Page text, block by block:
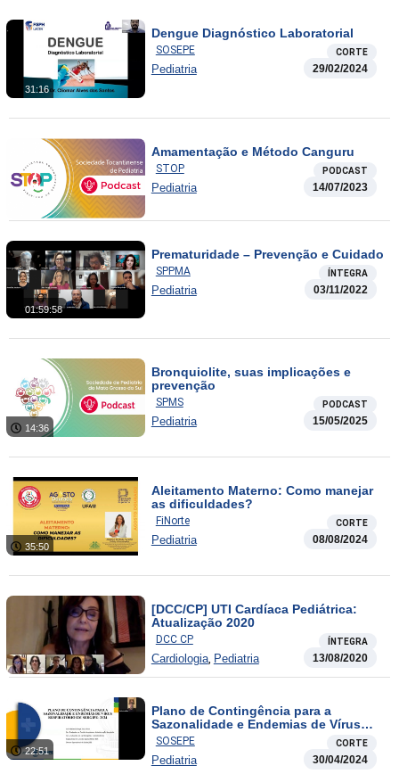
31:16
Dengue Diagnóstico Laboratorial
SOSEPE CORTE
Pediatria 29/02/2024
Amamentação e Método Canguru
STOP PODCAST
Pediatria 14/07/2023
01:59:58
Prematuridade – Prevenção e Cuidado
SPPMA ÍNTEGRA
Pediatria 03/11/2022
14:36
Bronquiolite, suas implicações e
prevenção
SPMS PODCAST
Pediatria 15/05/2025
35:50
Aleitamento Materno: Como manejar
as dificuldades?
FiNorte CORTE
Pediatria 08/08/2024
[DCC/CP] UTI Cardíaca Pediátrica:
Atualização 2020
DCC CP ÍNTEGRA
Cardiologia, Pediatria 13/08/2020
22:51
Plano de Contingência para a
Sazonalidade e Endemias de Vírus
Respiratórios em Sergipe
SOSEPE CORTE
Pediatria 30/04/2024